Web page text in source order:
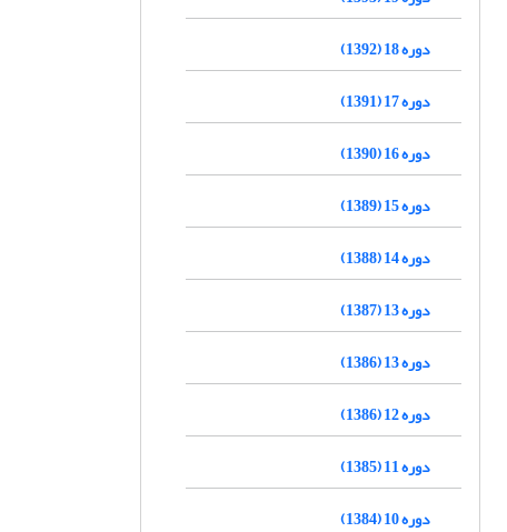
دوره 18 (1392)
دوره 17 (1391)
دوره 16 (1390)
دوره 15 (1389)
دوره 14 (1388)
دوره 13 (1387)
دوره 13 (1386)
دوره 12 (1386)
دوره 11 (1385)
دوره 10 (1384)